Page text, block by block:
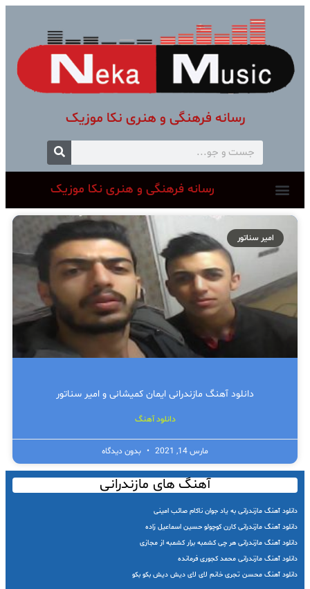
رسانه فرهنگی و هنری نکا موزیک
رسانه فرهنگی و هنری نکا موزیک
امیر سناتور
دانلود آهنگ مازندرانی ایمان کمیشانی و امیر سناتور
دانلود آهنگ
مارس 14, 2021 بدون دیدگاه
آهنگ های مازندرانی
دانلود آهنگ مازندرانی به یاد جوان ناکام صائب امینی
دانلود آهنگ مازندرانی کارن کوچولو حسین اسماعیل زاده
دانلود آهنگ مازندرانی هر چی کشمبه برار کشمبه از مجازی
دانلود آهنگ مازندرانی محمد کجوری فرمانده
دانلود آهنگ محسن تجری خانم لای لای دیش دیش بکو بکو